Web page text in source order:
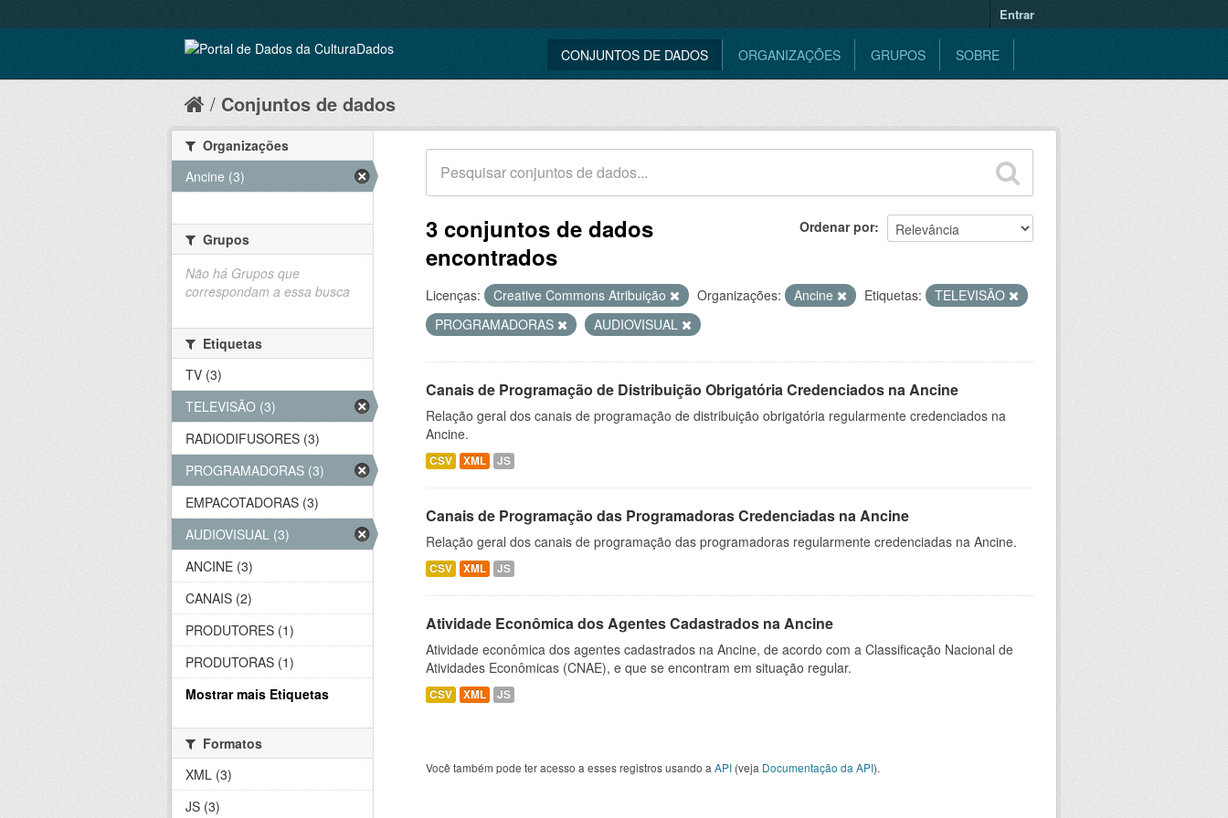
Entrar
CONJUNTOS DE DADOS ORGANIZAÇÕES GRUPOS SOBRE
Conjuntos de dados
Ordenar por
3 conjuntos de dados
encontrados
Licenças: Creative Commons Atribuição Organizações: Ancine Etiquetas:
TELEVISÃO
PROGRAMADORAS
AUDIOVISUAL
Canais de Programação de Distribuição Obrigatória Credenciados na Ancine
Relação geral dos canais de programação de distribuição obrigatória regularmente credenciados na
Ancine.
CSV XML JS
Canais de Programação das Programadoras Credenciadas na Ancine
Relação geral dos canais de programação das programadoras regularmente credenciadas na Ancine.
CSV XML JS
Atividade Econômica dos Agentes Cadastrados na Ancine
Atividade econômica dos agentes cadastrados na Ancine, de acordo com a Classificação Nacional de
Atividades Econômicas (CNAE), e que se encontram em situação regular.
CSV XML JS
Você também pode ter acesso a esses registros usando a API (veja Documentação da API).
Organizações
Ancine (3)
Grupos
Não há Grupos que
correspondam a essa busca
Etiquetas
TV (3)
TELEVISÃO (3)
RADIODIFUSORES (3)
PROGRAMADORAS (3)
EMPACOTADORAS (3)
AUDIOVISUAL (3)
ANCINE (3)
CANAIS (2)
PRODUTORES (1)
PRODUTORAS (1)
Mostrar mais Etiquetas
Formatos
XML (3)
JS (3)